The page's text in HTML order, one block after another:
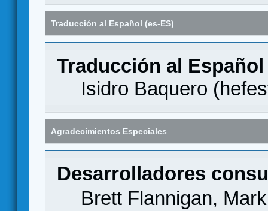
Traducción al Español (es-ES)
Traducción al Español
Isidro Baquero (
Agradecimientos Especiales
Desarrolladores
Brett Flannigan,